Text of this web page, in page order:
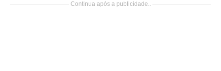
Continua após a publicidade..